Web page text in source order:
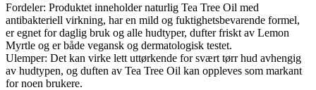
Fordeler: Produktet inneholder naturlig Tea Tree Oil med
antibakteriell virkning, har en mild og fuktighetsbevarende formel,
er egnet for daglig bruk og alle hudtyper, dufter friskt av Lemon
Myrtle og er både vegansk og dermatologisk testet.
Ulemper: Det kan virke lett uttørkende for svært tørr hud avhengig
av hudtypen, og duften av Tea Tree Oil kan oppleves som markant
for noen brukere.